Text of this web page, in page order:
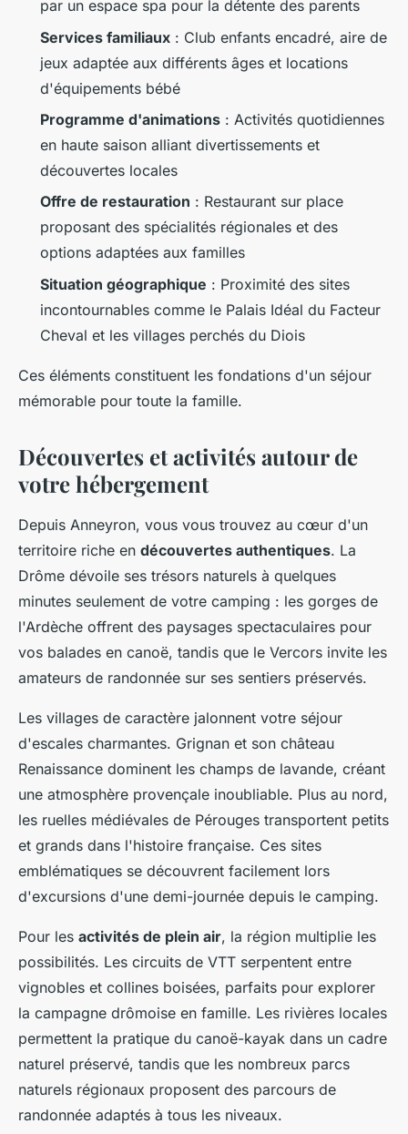
par un espace spa pour la détente des parents
Services familiaux : Club enfants encadré, aire de
jeux adaptée aux différents âges et locations
d'équipements bébé
Programme d'animations : Activités quotidiennes
en haute saison alliant divertissements et
découvertes locales
Offre de restauration : Restaurant sur place
proposant des spécialités régionales et des
options adaptées aux familles
Situation géographique : Proximité des sites
incontournables comme le Palais Idéal du Facteur
Cheval et les villages perchés du Diois
Ces éléments constituent les fondations d'un séjour
mémorable pour toute la famille.
Découvertes et activités autour de
votre hébergement
Depuis Anneyron, vous vous trouvez au cœur d'un
territoire riche en découvertes authentiques. La
Drôme dévoile ses trésors naturels à quelques
minutes seulement de votre camping : les gorges de
l'Ardèche offrent des paysages spectaculaires pour
vos balades en canoë, tandis que le Vercors invite les
amateurs de randonnée sur ses sentiers préservés.
Les villages de caractère jalonnent votre séjour
d'escales charmantes. Grignan et son château
Renaissance dominent les champs de lavande, créant
une atmosphère provençale inoubliable. Plus au nord,
les ruelles médiévales de Pérouges transportent petits
et grands dans l'histoire française. Ces sites
emblématiques se découvrent facilement lors
d'excursions d'une demi-journée depuis le camping.
Pour les activités de plein air, la région multiplie les
possibilités. Les circuits de VTT serpentent entre
vignobles et collines boisées, parfaits pour explorer
la campagne drômoise en famille. Les rivières locales
permettent la pratique du canoë-kayak dans un cadre
naturel préservé, tandis que les nombreux parcs
naturels régionaux proposent des parcours de
randonnée adaptés à tous les niveaux.